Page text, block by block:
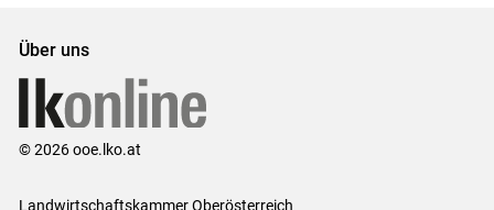
Über uns
© 2026 ooe.lko.at
Landwirtschaftskammer Oberösterreich